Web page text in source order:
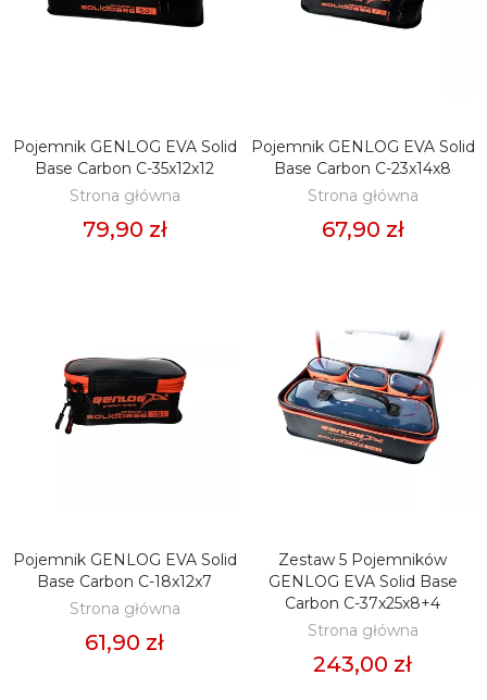
DODAJ DO KOSZYKA
Pojemnik GENLOG EVA Solid
Base Carbon C-35x12x12
Strona główna
79,90 zł
DODAJ DO KOSZYKA
Pojemnik GENLOG EVA Solid
Base Carbon C-23x14x8
Strona główna
67,90 zł
DODAJ DO KOSZYKA
Pojemnik GENLOG EVA Solid
Base Carbon C-18x12x7
Strona główna
61,90 zł
DODAJ DO KOSZYKA
Zestaw 5 Pojemników
GENLOG EVA Solid Base
Carbon C-37x25x8+4
Strona główna
243,00 zł